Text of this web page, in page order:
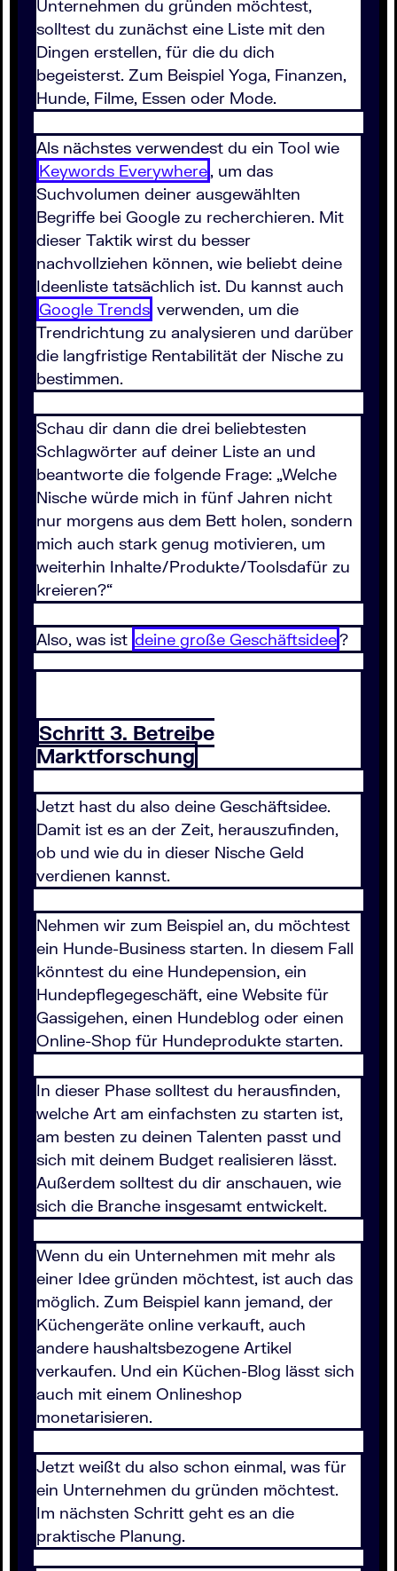
Unternehmen du gründen möchtest,
solltest du zunächst eine Liste mit den
Dingen erstellen, für die du dich
begeisterst. Zum Beispiel Yoga, Finanzen,
Hunde, Filme, Essen oder Mode.
Als nächstes verwendest du ein Tool wie
Keywords Everywhere, um das
Suchvolumen deiner ausgewählten
Begriffe bei Google zu recherchieren. Mit
dieser Taktik wirst du besser
nachvollziehen können, wie beliebt deine
Ideenliste tatsächlich ist. Du kannst auch
Google Trends verwenden, um die
Trendrichtung zu analysieren und darüber
die langfristige Rentabilität der Nische zu
bestimmen.
Schau dir dann die drei beliebtesten
Schlagwörter auf deiner Liste an und
beantworte die folgende Frage: „Welche
Nische würde mich in fünf Jahren nicht
nur morgens aus dem Bett holen, sondern
mich auch stark genug motivieren, um
weiterhin Inhalte/Produkte/Toolsdafür zu
kreieren?“
Also, was ist deine große Geschäftsidee?
Schritt 3. Betreibe
Marktforschung
Jetzt hast du also deine Geschäftsidee.
Damit ist es an der Zeit, herauszufinden,
ob und wie du in dieser Nische Geld
verdienen kannst.
Nehmen wir zum Beispiel an, du möchtest
ein Hunde-Business starten. In diesem Fall
könntest du eine Hundepension, ein
Hundepflegegeschäft, eine Website für
Gassigehen, einen Hundeblog oder einen
Online-Shop für Hundeprodukte starten.
In dieser Phase solltest du herausfinden,
welche Art am einfachsten zu starten ist,
am besten zu deinen Talenten passt und
sich mit deinem Budget realisieren lässt.
Außerdem solltest du dir anschauen, wie
sich die Branche insgesamt entwickelt.
Wenn du ein Unternehmen mit mehr als
einer Idee gründen möchtest, ist auch das
möglich. Zum Beispiel kann jemand, der
Küchengeräte online verkauft, auch
andere haushaltsbezogene Artikel
verkaufen. Und ein Küchen-Blog lässt sich
auch mit einem Onlineshop
monetarisieren.
Jetzt weißt du also schon einmal, was für
ein Unternehmen du gründen möchtest.
Im nächsten Schritt geht es an die
praktische Planung.